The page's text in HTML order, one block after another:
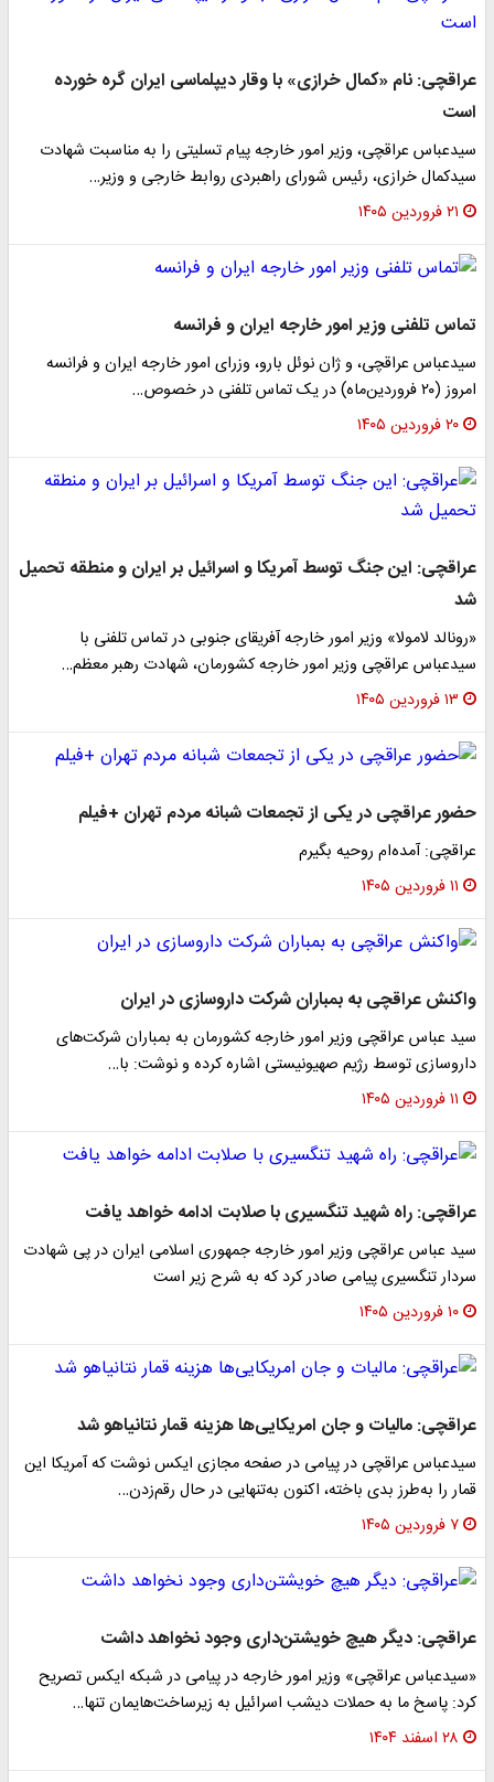
عراقچی: نام «کمال خرازی» با وقار دیپلماسی ایران گره خورده
است
سیدعباس عراقچی، وزیر امور خارجه پیام تسلیتی را به مناسبت شهادت
سیدکمال خرازی، رئیس شورای راهبردی روابط خارجی و وزیر…
۲۱ فروردین ۱۴۰۵
تماس تلفنی وزیر امور خارجه ایران و فرانسه
سیدعباس عراقچی، و ژان نوئل بارو، وزرای امور خارجه ایران و فرانسه
امروز (٢٠ فروردین‌ماه) در یک تماس تلفنی در خصوص…
۲۰ فروردین ۱۴۰۵
عراقچی: این جنگ توسط آمریکا و اسرائیل بر ایران و منطقه تحمیل
شد
«رونالد لامولا» وزیر امور خارجه آفریقای جنوبی در تماس تلفنی با
سیدعباس عراقچی وزیر امور خارجه کشورمان، شهادت رهبر معظم…
۱۳ فروردین ۱۴۰۵
حضور عراقچی در یکی از تجمعات شبانه مردم تهران +فیلم
عراقچی: آمده‌ام روحیه بگیرم
۱۱ فروردین ۱۴۰۵
واکنش عراقچی به بمباران شرکت داروسازی در ایران
سید عباس عراقچی وزیر امور خارجه کشورمان به بمباران شرکت‌های
داروسازی توسط رژیم صهیونیستی اشاره کرده و نوشت: با…
۱۱ فروردین ۱۴۰۵
عراقچی: راه شهید تنگسیری با صلابت ادامه خواهد یافت
سید عباس عراقچی وزیر امور خارجه جمهوری اسلامی ایران در پی شهادت
سردار تنگسیری پیامی صادر کرد که به شرح زیر است
۱۰ فروردین ۱۴۰۵
عراقچی: مالیات و جان امریکایی‌ها هزینه قمار نتانیاهو شد
سیدعباس عراقچی در پیامی در صفحه مجازی ایکس نوشت که آمریکا این
قمار را به‌طرز بدی باخته، اکنون به‌تنهایی در حال رقم‌زدن…
۷ فروردین ۱۴۰۵
عراقچی: دیگر هیچ خویشتن‌داری وجود نخواهد داشت
«سیدعباس عراقچی» وزیر امور خارجه در پیامی در شبکه ایکس تصریح
کرد: پاسخ ما به حملات دیشب اسرائیل به زیرساخت‌هایمان تنها…
۲۸ اسفند ۱۴۰۴